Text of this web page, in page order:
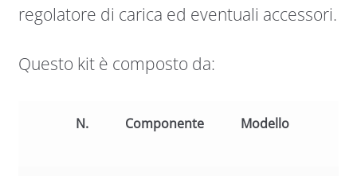
regolatore di carica ed eventuali accessori.
Questo kit è composto da:
N. Componente Modello